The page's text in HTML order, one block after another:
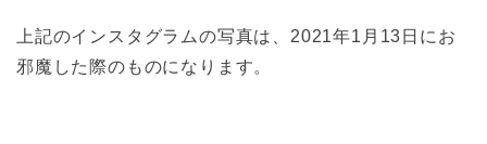
上記のインスタグラムの写真は、2021年1月13日にお
邪魔した際のものになります。